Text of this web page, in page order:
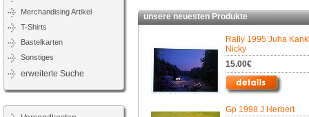
Merchandising Artikel
T-Shirts
Bastelkarten
Sonstiges
erweiterte Suche
unsere neuesten Produkte
Rally 1995 Juha
Nicky
15.00€
Gp 1998 J Herbert